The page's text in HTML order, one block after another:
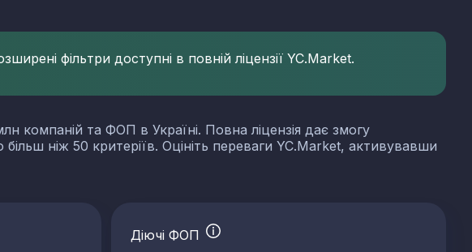
фільтри доступні в повній ліцензії YC.Market.
компаній та ФОП в Україні. Повна ліцензія дає змогу
ніж 50 критеріїв. Оцініть переваги YC.Market, активувавши
Діючі ФОП